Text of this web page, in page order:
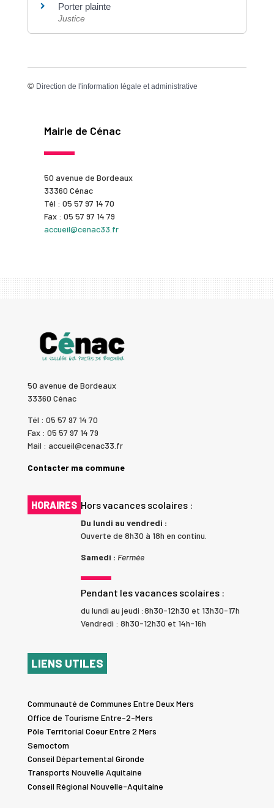
Porter plainte
Justice
© Direction de l'information légale et administrative
Mairie de Cénac
50 avenue de Bordeaux
33360 Cénac
Tél : 05 57 97 14 70
Fax : 05 57 97 14 79
accueil@cenac33.fr
50 avenue de Bordeaux
33360 Cénac
Tél : 05 57 97 14 70
Fax : 05 57 97 14 79
Mail : accueil@cenac33.fr
Contacter ma commune
HORAIRES Hors vacances scolaires :
Du lundi au vendredi :
Ouverte de 8h30 à 18h en continu.
Samedi : Fermée
Pendant les vacances scolaires :
du lundi au jeudi :8h30-12h30 et 13h30-17h
Vendredi : 8h30-12h30 et 14h-16h
LIENS UTILES
Communauté de Communes Entre Deux Mers
Office de Tourisme Entre-2-Mers
Pôle Territorial Coeur Entre 2 Mers
Semoctom
Conseil Départemental Gironde
Transports Nouvelle Aquitaine
Conseil Régional Nouvelle-Aquitaine